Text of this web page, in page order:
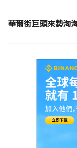
華爾街巨頭來勢洶